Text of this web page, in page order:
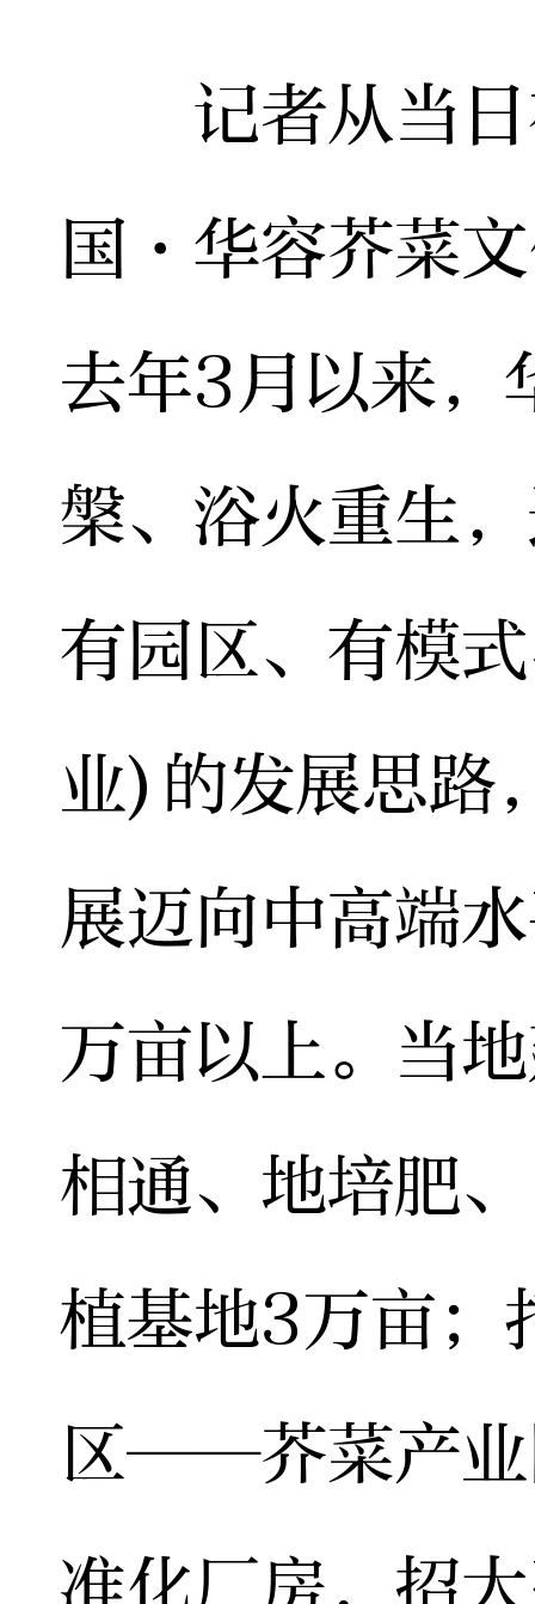
记者从当日
国·华容芥菜
去年3月以来，
槃、浴火重生
有园区、有模
业)的发展思路
展迈向中高端
万亩以上。当
相通、地培肥
植基地3万亩；
区——芥菜产业
准化厂房，招